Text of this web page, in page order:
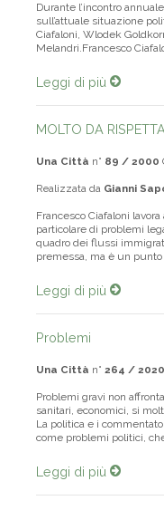
Durante l’incontro
sull’attuale situazione
Ciafaloni, Wlodek
Melandri.Francesco
Leggi di più
MOLTO DA
Una Città n° 89 / 2000
Realizzata da Gianni
Francesco Ciafaloni
particolare di problemi
quadro dei flussi
premessa, ma è un punto
Leggi di più
Problemi
Una Città n° 264 / 2020
Problemi gravi non
sanitari, economici, si
La politica e i
come problemi politici,
Leggi di più